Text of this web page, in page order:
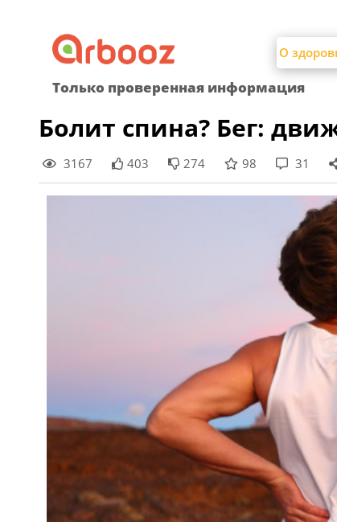
content
О
Только проверенная информация
Болит спина? Бег:
3167 403 274 98 31